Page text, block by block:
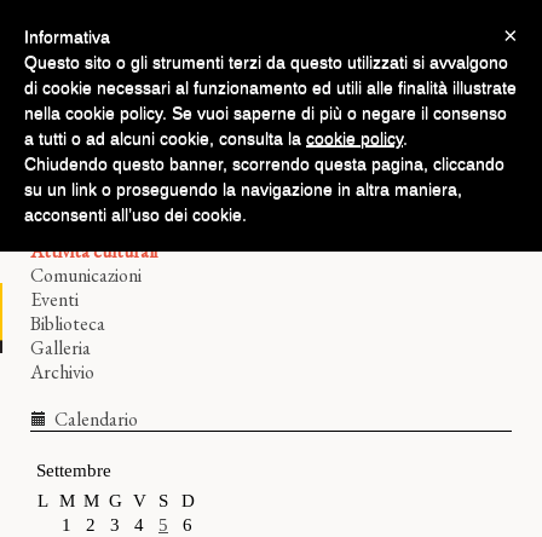
Home
Il Filologico
Corsi di lingue
Attività culturali
Comunicazioni
Eventi
Biblioteca
Galleria
Archivio
Calendario
Settembre
L M M G V S
D
1
2 3 4 5
6
×
Informativa
Questo sito o gli strumenti terzi da questo utilizzati si avvalgono
di cookie necessari al funzionamento ed utili alle finalità illustrate
nella cookie policy. Se vuoi saperne di più o negare il consenso
a tutti o ad alcuni cookie, consulta la cookie policy.
Chiudendo questo banner, scorrendo questa pagina, cliccando
su un link o proseguendo la navigazione in altra maniera,
acconsenti all’uso dei cookie.